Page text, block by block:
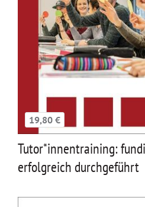
19,80 €
Tutor*innentraining:
erfolgreich durchgeführt